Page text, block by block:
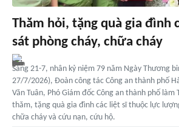
Thăm hỏi, tặng quà gia đình
sát phòng cháy, chữa cháy
Sáng 21-7, nhân kỷ niệm 79 năm Ngày Thương
27/7/2026), Đoàn công tác Công an thành phố
Văn Tuân, Phó Giám đốc Công an thành phố
thăm, tặng quà gia đình các liệt sĩ thuộc lực
chữa cháy và cứu nạn, cứu hộ.